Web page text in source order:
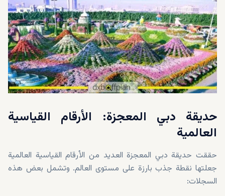
حديقة دبي المعجزة: الأرقام القياسية
العالمية
حققت حديقة دبي المعجزة العديد من الأرقام القياسية العالمية
جعلتها نقطة جذب بارزة على مستوى العالم. وتشمل بعض هذه
السجلات: